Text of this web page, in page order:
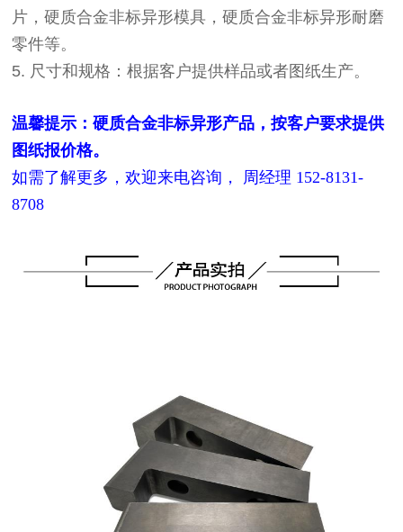
片，硬质合金非标异形模具，硬质合金非标异形耐磨
零件等。
5. 尺寸和规格：根据客户提供样品或者图纸生产。
温馨提示：硬质合金非标异形产品，按客户要求提供
图纸报价格。
如需了解更多，欢迎来电咨询， 周经理 152-8131-
8708